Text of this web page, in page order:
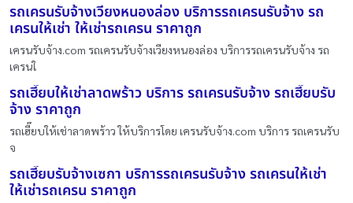
รถเครนรับจ้างเวียงหนองล่อง บริการรถเครนรับจ้าง รถ
เครนให้เช่า ให้เช่ารถเครน ราคาถูก
เครนรับจ้าง.com รถเครนรับจ้างเวียงหนองล่อง บริการรถเครนรับจ้าง รถ
เครนใ
รถเฮี๊ยบให้เช่าลาดพร้าว บริการ รถเครนรับจ้าง รถเฮี๊ยบรับ
จ้าง ราคาถูก
รถเฮี๊ยบให้เช่าลาดพร้าว ให้บริการโดย เครนรับจ้าง.com บริการ รถเครนรับ
จ
รถเฮี๊ยบรับจ้างเซกา บริการรถเครนรับจ้าง รถเครนให้เช่า
ให้เช่ารถเครน ราคาถูก